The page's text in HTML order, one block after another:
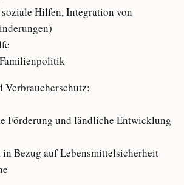
Hilfen, Integration von
Förderung und ländliche Entwicklung
Bezug auf Lebensmittelsicherheit